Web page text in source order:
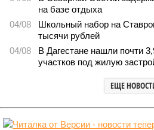
на базе отдыха
04/08
Школьный набор на
тысячи рублей
04/08
В Дагестане нашли почти
участков под жилую
ЕЩЕ